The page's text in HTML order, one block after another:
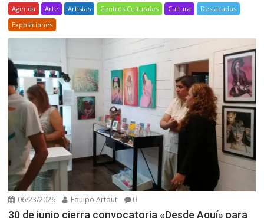
Agenda Arte Artistas Centros Culturales Cultura
Destacados
Exposiciones
06/23/2026 Equipo Artout 0
30 de junio cierra convocatoria «Desde Aquí» para